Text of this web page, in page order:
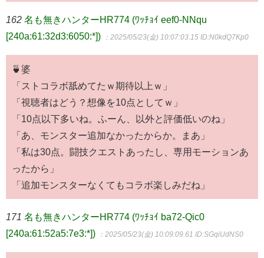
162 名も無きハンターHR774 (ﾜｯﾁｮｲ eef0-NNqu
[240a:61:32d3:6050:*])
：2025/05/23(金) 10:07:03.15 ID:N0kdQ7Kp0
🍵婆
「ストコラボ舐めてたｗ期待以上ｗ」
「視聴者はどう？想像を10点としてｗ」
「10点以下多いね。ふーん、以外と評価低いのね」
「あ、モンスター追加なかったからか。まあ」
「私は30点。闘技クエストあったし、専用モーションあ
ったから」
「追加モンスターなくてもコラボ楽しみだね」
171 名も無きハンターHR774 (ﾜｯﾁｮｲ ba72-Qic0
[240a:61:52a5:7e3:*])
：2025/05/23(金) 10:09:09.61 ID:SGqiUdNS0